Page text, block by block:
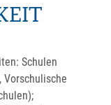
Schulen
Vorschulische